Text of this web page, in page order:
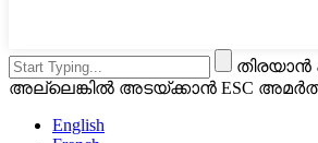
അല്ലെങ്കിൽ അടയ്ക്കാൻ ESC
English